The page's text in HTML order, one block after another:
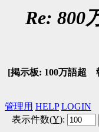
Re: 800
[掲示板: 100万語超
管理用 HELP LOGIN
表示件数(Y):